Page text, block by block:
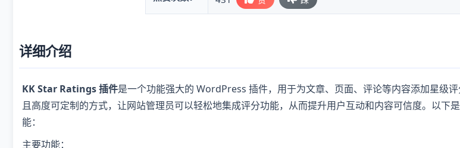
详细介绍
KK Star Ratings 插件是一个功能强大的 WordPress 插件，用于为文章、页面、评论等内容添加星级
且高度可定制的方式，让网站管理员可以轻松地集成评分功能，从而提升用户互动和内容可信度。以下
能：
主要功能：